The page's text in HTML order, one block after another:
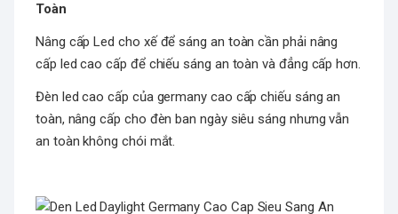
Toàn
Nâng cấp Led cho xế để sáng an toàn cần phải nâng
cấp led cao cấp để chiếu sáng an toàn và đẳng cấp hơn.
Đèn led cao cấp của germany cao cấp chiếu sáng an
toàn, nâng cấp cho đèn ban ngày siêu sáng nhưng vẫn
an toàn không chói mắt.